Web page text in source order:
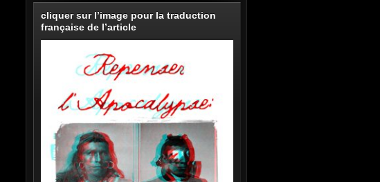
cliquer sur l’image pour la traduction
française de l’article